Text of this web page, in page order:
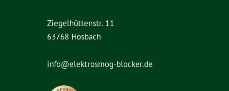
Ziegelhüttenstr. 11
63768 Hösbach
info@elektrosmog-blocker.de